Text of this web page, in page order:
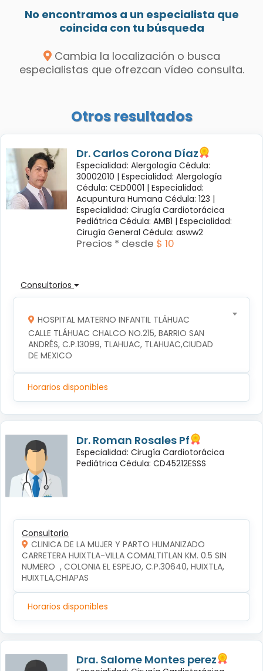
No encontramos a un especialista que
coincida con tu búsqueda
Cambia la localización o busca
especialistas que ofrezcan vídeo consulta.
Otros resultados
Dr. Carlos Corona Díaz
Especialidad: Alergología Cédula:
30002010 | Especialidad: Alergología
Cédula: CED0001 | Especialidad:
Acupuntura Humana Cédula: 123 |
Especialidad: Cirugía Cardiotorácica
Pediátrica Cédula: AMB1 | Especialidad:
Cirugía General Cédula: asww2
Precios * desde $ 10
Consultorios
HOSPITAL MATERNO INFANTIL TLÁHUAC
CALLE TLÁHUAC CHALCO NO.215, BARRIO SAN
ANDRÉS, C.P.13099, TLAHUAC, TLAHUAC,CIUDAD
DE MEXICO
Horarios disponibles
Dr. Roman Rosales Pf
Especialidad: Cirugía Cardiotorácica
Pediátrica Cédula: CD45212ESSS
Consultorio
CLINICA DE LA MUJER Y PARTO HUMANIZADO
CARRETERA HUIXTLA-VILLA COMALTITLAN KM. 0.5 SIN
NUMERO  , COLONIA EL ESPEJO, C.P.30640, HUIXTLA,
HUIXTLA,CHIAPAS
Horarios disponibles
Dra. Salome Montes perez